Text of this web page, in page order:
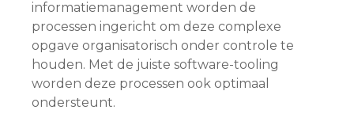
informatiemanagement worden de
processen ingericht om deze complexe
opgave organisatorisch onder controle te
houden. Met de juiste software-tooling
worden deze processen ook optimaal
ondersteunt.